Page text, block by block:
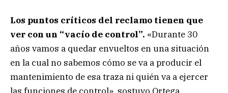
Los puntos críticos del reclamo tienen que
ver con un “vacío de control”. «Durante 30
años vamos a quedar envueltos en una situación
en la cual no sabemos cómo se va a producir el
mantenimiento de esa traza ni quién va a ejercer